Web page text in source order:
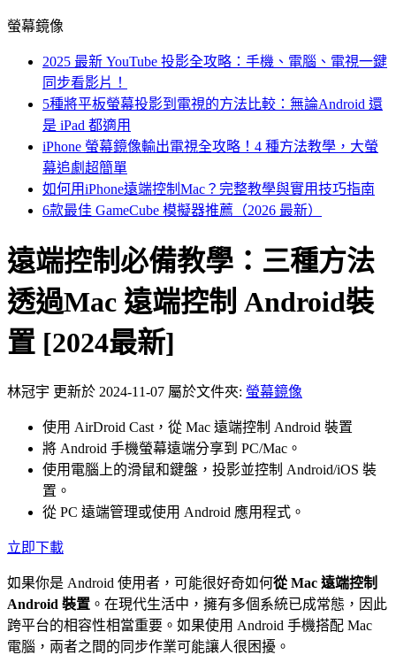
螢幕鏡像
2025 最新 YouTube 投影全攻略：手機、電腦、電視一鍵
同步看影片！
5種將平板螢幕投影到電視的方法比較：無論Android 還
是 iPad 都適用
iPhone 螢幕鏡像輸出電視全攻略！4 種方法教學，大螢
幕追劇超簡單
如何用iPhone遠端控制Mac？完整教學與實用技巧指南
6款最佳 GameCube 模擬器推薦（2026 最新）
遠端控制必備教學：三種方法
透過Mac 遠端控制 Android裝
置 [2024最新]
林冠宇 更新於 2024-11-07 屬於文件夾: 螢幕鏡像
使用 AirDroid Cast，從 Mac 遠端控制 Android 裝置
將 Android 手機螢幕遠端分享到 PC/Mac。
使用電腦上的滑鼠和鍵盤，投影並控制 Android/iOS 裝
置。
從 PC 遠端管理或使用 Android 應用程式。
立即下載
如果你是 Android 使用者，可能很好奇如何從 Mac 遠端控制
Android 裝置 。在現代生活中，擁有多個系統已成常態，因此
跨平台的相容性相當重要。如果使用 Android 手機搭配 Mac
電腦，兩者之間的同步作業可能讓人很困擾。